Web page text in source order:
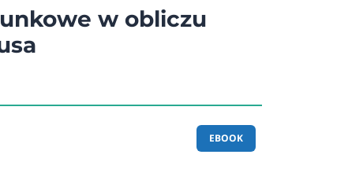
w obliczu
EBOOK